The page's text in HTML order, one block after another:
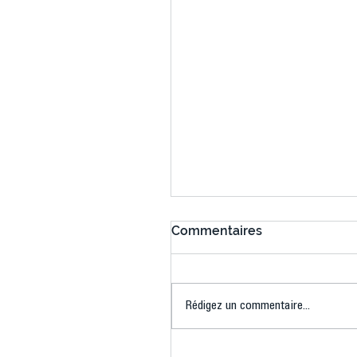
Commentaires
Rédigez un commentaire...